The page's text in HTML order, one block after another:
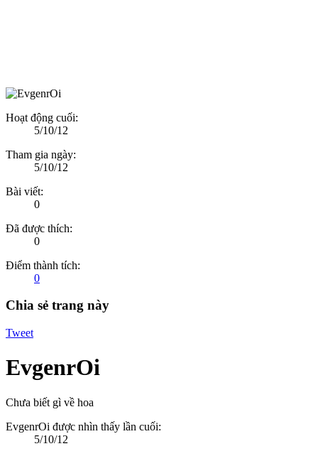
Hoạt động cuối:
5/10/12
Tham gia ngày:
5/10/12
Bài viết:
0
Đã được thích:
0
Điểm thành tích:
0
Chia sẻ trang này
Tweet
EvgenrOi
Chưa biết gì về hoa
EvgenrOi được nhìn thấy lần cuối:
5/10/12